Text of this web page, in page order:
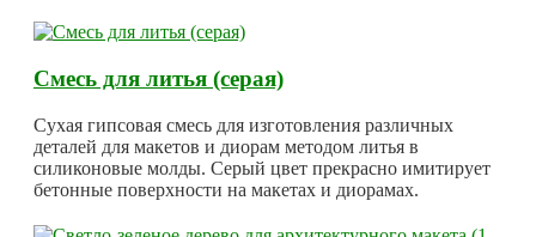
Смесь для литья (серая)
Сухая гипсовая смесь для изготовления различных
деталей для макетов и диорам методом литья в
силиконовые молды. Серый цвет прекрасно имитирует
бетонные поверхности на макетах и диорамах.